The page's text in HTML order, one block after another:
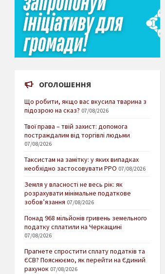
ОГОЛОШЕННЯ
Що робити, якщо вас вкусила тварина з
підозрою на сказ? 07/08/2026
Твої права – твій захист: допомога
постраждалим від торгівлі людьми
07/08/2026
Таксистам на замітку: у яких випадках
необхідно застосовувати РРО 07/08/2026
Земля у власності не весь рік: як
розрахувати мінімальне податкове
зобов’язання 07/08/2026
Понад 968 мільйонів гривень земельного
податку сплатили на Черкащині
07/08/2026
Прагнете спростити сплату податків та
ЄСВ? Пояснюємо, як перейти на Єдиний
рахунок 07/08/2026